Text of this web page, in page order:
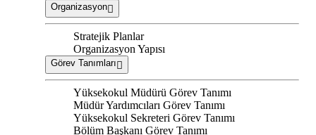
Organizasyon
Stratejik Planlar
Organizasyon Yapısı
Görev Tanımları
Yüksekokul Müdürü Görev Tanımı
Müdür Yardımcıları Görev Tanımı
Yüksekokul Sekreteri Görev Tanımı
Bölüm Başkanı Görev Tanımı